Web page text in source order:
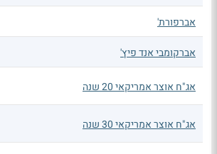
אברפורת'
אברקומבי אנד פיץ'
אג"ח אוצר אמריקאי 20 שנה
אג"ח אוצר אמריקאי 30 שנה